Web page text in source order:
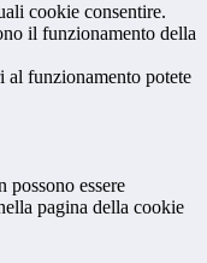
cookie consentire.
il funzionamento della
al funzionamento potete
possono essere
pagina della cookie